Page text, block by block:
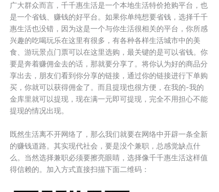
广大群众而言，千千惠生活是一个本地生活特价抢购平台，也
是一个省钱、赚钱的好平台。如果你单纯想要省钱，选择千千
惠生活也没错，因为这是一个与你生活很相关的平台，你所感
兴趣的吃喝玩乐在这里有很多，有各种各样生活城市中的美
食、游玩景点门票可以在这里选购，最关键的是可以省钱。你
要是奔着赚佣金去的话，那就要分享了。将你认为好的商品分
享出去，朋友们看到你分享的链接，通过你的链接进行下单购
买，你就可以获得佣金了。而且提现也很方便，在我的-我的
金库里就可以提现，现在满一元即可提现，完全不用担心不能
提现的情况出现。
既然生活离不开网络了，那么我们就要在网络中开辟一条全新
的赚钱道路。其实现代社会，要是没个兼职，总感觉缺点什
么。当然选择兼职必须要擦亮眼睛，选择像千千惠生活这样值
得信赖的。加入方式直接扫描下面二维码：